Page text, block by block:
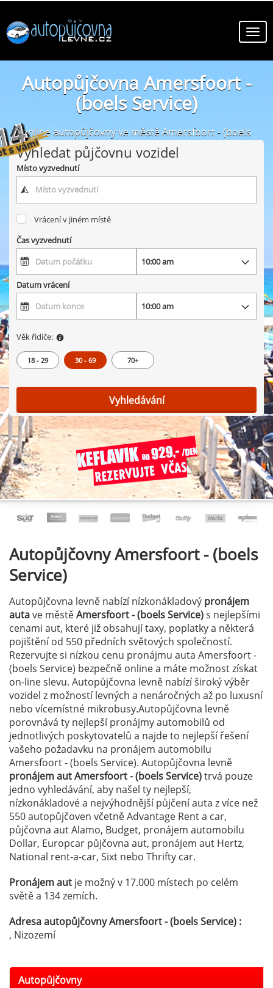
Autopůjčovna Amersfoort -
(boels Service)
online autopůjčovny ve městě Amersfoort - (boels
Vyhledat půjčovnu vozidel
Místo vyzvednutí
Vrácení v jiném místě
Čas vyzvednutí
Datum vrácení
Věk řidiče:
18 - 29 30 - 69 70+
Vyhledávání
AutopůjčovnyAmersfoort - (boels
Service)
Autopůjčovna levně nabízí nízkonákladový pronájem
autave městěAmersfoort - (boels Service)s nejlepšími
cenami aut, které již obsahují taxy, poplatky a některá
pojištění od 550 předních světových společností.
Rezervujte si nízkou cenu pronájmu auta Amersfoort -
(boels Service) bezpečně online a máte možnost získat
on-line slevu. Autopůjčovna levně nabízí široký výběr
vozidel z možností levných a nenáročných až po luxusní
nebo vícemístné mikrobusy.Autopůjčovna levně
porovnává ty nejlepší pronájmy automobilů od
jednotlivých poskytovatelů a najde to nejlepší řešení
vašeho požadavku na pronájem automobilu
Amersfoort - (boels Service). Autopůjčovna levně
pronájem aut Amersfoort - (boels Service)trvá pouze
jedno vyhledávání, aby našel ty nejlepší,
nízkonákladové a nejvýhodnější půjčení auta z více než
550 autopůjčoven včetně Advantage Rent a car,
půjčovna aut Alamo, Budget, pronájem automobilu
Dollar, Europcar půjčovna aut, pronájem aut Hertz,
National rent-a-car, Sixt nebo Thrifty car.
Pronájem aut je možný v 17.000 místech po celém
světě a 134 zemích.
Adresa autopůjčovny Amersfoort - (boels Service) :
, Nizozemí
Autopůjčovny